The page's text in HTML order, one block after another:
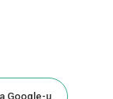
Google-u